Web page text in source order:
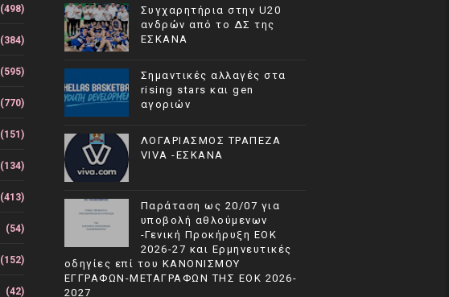
(498)
(384)
(595)
(770)
(151)
(134)
(413)
(54)
(152)
(42)
Συγχαρητήρια στην U20
ανδρών από το ΔΣ της
ΕΣΚΑΝΑ
Σημαντικές αλλαγές στα
rising stars και gen
αγοριών
ΛΟΓΑΡΙΑΣΜΟΣ ΤΡΑΠΕΖΑ
VIVA -ΕΣΚΑΝΑ
Παράταση ως 20/07 για
υποβολή αθλούμενων
-Γενική Προκήρυξη ΕΟΚ
2026-27 και Ερμηνευτικές
οδηγίες επί του ΚΑΝΟΝΙΣΜΟΥ
ΕΓΓΡΑΦΩΝ-ΜΕΤΑΓΡΑΦΩΝ ΤΗΣ ΕΟΚ 2026-
2027